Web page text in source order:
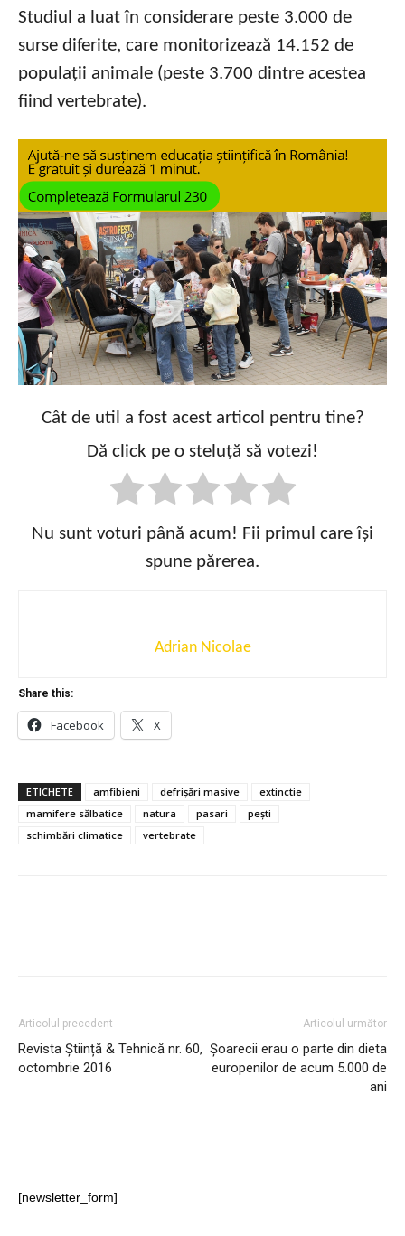
Studiul a luat în considerare peste 3.000 de
surse diferite, care monitorizează 14.152 de
populații animale (peste 3.700 dintre acestea
fiind vertebrate).
Cât de util a fost acest articol pentru tine?
Dă click pe o steluță să votezi!
Nu sunt voturi până acum! Fii primul care își
spune părerea.
Adrian Nicolae
Share this:
Facebook X
ETICHETE amfibieni defrișări masive
extinctie
mamifere sălbatice
natura pasari
pești
schimbări climatice
vertebrate
Articolul precedent
Revista Știință & Tehnică nr. 60,
octombrie 2016
Articolul următor
Șoarecii erau o parte din dieta
europenilor de acum 5.000 de
ani
[newsletter_form]